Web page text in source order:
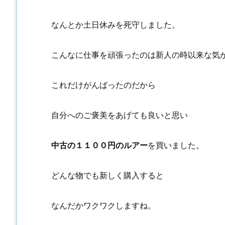
なんとか土日休みを死守しました。
こんなに仕事を頑張ったのは新人の時以来な気
これだけがんばったのだから
自分へのご褒美をあげても良いと思い
中古の１１００円のルアーを買いました。
どんな物でも新しく購入すると
なんだかワクワクしますね。